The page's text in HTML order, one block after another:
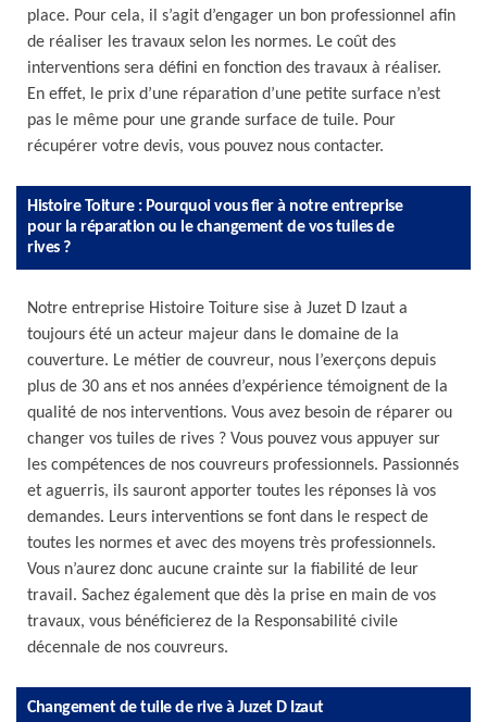
place. Pour cela, il s’agit d’engager un bon professionnel afin
de réaliser les travaux selon les normes. Le coût des
interventions sera défini en fonction des travaux à réaliser.
En effet, le prix d’une réparation d’une petite surface n’est
pas le même pour une grande surface de tuile. Pour
récupérer votre devis, vous pouvez nous contacter.
Histoire Toiture : Pourquoi vous fier à notre entreprise
pour la réparation ou le changement de vos tuiles de
rives ?
Notre entreprise Histoire Toiture sise à Juzet D Izaut a
toujours été un acteur majeur dans le domaine de la
couverture. Le métier de couvreur, nous l’exerçons depuis
plus de 30 ans et nos années d’expérience témoignent de la
qualité de nos interventions. Vous avez besoin de réparer ou
changer vos tuiles de rives ? Vous pouvez vous appuyer sur
les compétences de nos couvreurs professionnels. Passionnés
et aguerris, ils sauront apporter toutes les réponses là vos
demandes. Leurs interventions se font dans le respect de
toutes les normes et avec des moyens très professionnels.
Vous n’aurez donc aucune crainte sur la fiabilité de leur
travail. Sachez également que dès la prise en main de vos
travaux, vous bénéficierez de la Responsabilité civile
décennale de nos couvreurs.
Changement de tuile de rive à Juzet D Izaut